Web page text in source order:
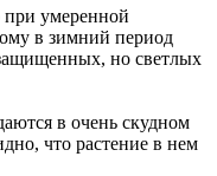
при умеренной
в зимний период
но светлых
в очень скудном
что растение в нем